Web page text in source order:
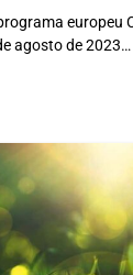
europeu
agosto de 2023…